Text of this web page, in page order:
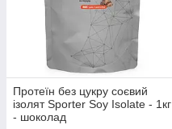
Протеїн без цукру соєвий
ізолят Sporter Soy Isolate - 1кг
- шоколад